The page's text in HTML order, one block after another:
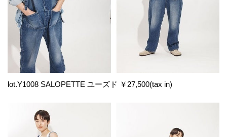
lot.Y1008 SALOPETTE ユーズド ￥27,500(tax in)